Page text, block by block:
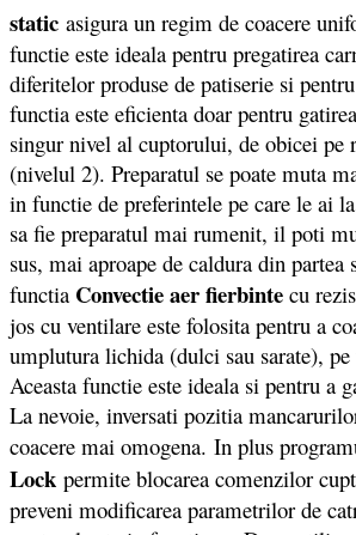
static asigura un regim de coacere
functie este ideala pentru pregatirea
diferitelor produse de patiserie si
functia este eficienta doar pentru
singur nivel al cuptorului, de obicei
(nivelul 2). Preparatul se poate muta
in functie de preferintele pe care le ai
sa fie preparatul mai rumenit, il poti
sus, mai aproape de caldura din partea
functia Convectie aer fierbinte cu
jos cu ventilare este folosita pentru a
umplutura lichida (dulci sau sarate),
Aceasta functie este ideala si pentru a
La nevoie, inversati pozitia
coacere mai omogena. In plus
Lock permite blocarea comenzilor
preveni modificarea parametrilor de